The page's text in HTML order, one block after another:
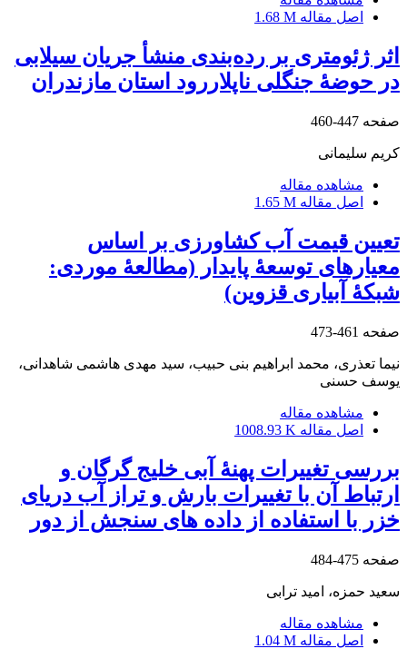
اصل مقاله 1.68 M
اثر ژئومتری بر رده‌بندی منشأ جریان سیلابی
در حوضۀ جنگلی ناپلاررود استان مازندران
صفحه 447-460
کریم سلیمانی
مشاهده مقاله
اصل مقاله 1.65 M
تعیین قیمت آب کشاورزی بر اساس
معیارهای توسعۀ پایدار (مطالعۀ موردی:
شبکۀ آبیاری قزوین)
صفحه 461-473
نیما تعذری، محمد ابراهیم بنی حبیب، سید مهدی هاشمی شاهدانی،
یوسف حسنی
مشاهده مقاله
اصل مقاله 1008.93 K
بررسی تغییرات پهنۀ آبی خلیج گرگان و
ارتباط آن با تغییرات بارش و تراز آب دریای
خزر با استفاده از داده ‏های سنجش از دور
صفحه 475-484
سعید حمزه، امید ترابی
مشاهده مقاله
اصل مقاله 1.04 M